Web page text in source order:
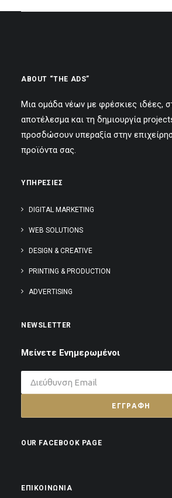
ABOUT “THE ADS”
Μια ομάδα νέων με φρέσκιες ιδέες,
αποτέλεσμα και τη δημιουργία
προσδώσουν υπεραξία στην
προϊόντα σας.
ΥΠΗΡΕΣΙΕΣ
DIGITAL MARKETING
WEB SOLUTIONS
DESIGN & CREATIVE
PRINTING & PRODUCTION
ADVERTISING
NEWSLETTER
Μείνετε Ενημερωμένοι
OUR FACEBOOK PAGE
ΕΠΙΚΟΙΝΩΝΊΑ